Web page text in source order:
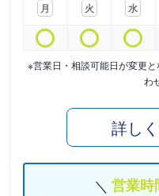
月
火
水
※営業日・相談可能日が変更
わ
詳し
営業時